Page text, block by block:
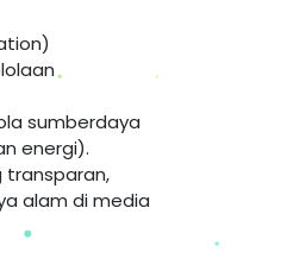
sumberdaya
energi).
alam di media